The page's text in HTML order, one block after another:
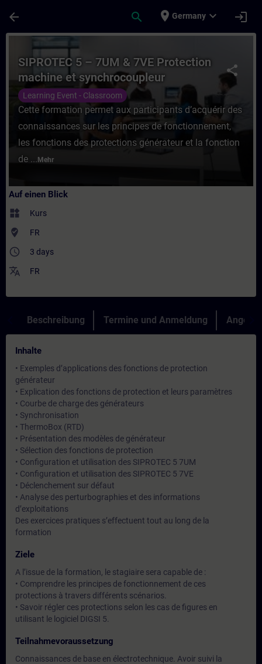
arrow_back search place Germany expand_more login
Kurs - SIPROTEC 5 – 7UM & 7VE
share
SIPROTEC 5 – 7UM & 7VE Protection
machine et synchrocoupleur
Learning Event - Classroom
Cette formation permet aux participants d’acquérir des
connaissances sur les principes de fonctionnement,
les fonctions des protections générateur et la fonction
de ... Mehr
Auf einen Blick
widgets Kurs
where_to_vote FR
access_time 3 days
translate FR
Beschreibung Termine und Anmeldung Angebot
Inhalte
• Exemples d’applications des fonctions de protection
générateur
• Explication des fonctions de protection et leurs paramètres
• Courbe de charge des générateurs
• Synchronisation
• ThermoBox (RTD)
• Présentation des modèles de générateur
• Sélection des fonctions de protection
• Configuration et utilisation des SIPROTEC 5 7UM
• Configuration et utilisation des SIPROTEC 5 7VE
• Déclenchement sur défaut
• Analyse des perturbographies et des informations
d’exploitations
Des exercices pratiques s’effectuent tout au long de la
formation
Ziele
A l’issue de la formation, le stagiaire sera capable de :
• Comprendre les principes de fonctionnement de ces
protections à travers différents scénarios.
• Savoir régler ces protections selon les cas de figures en
utilisant le logiciel DIGSI 5.
Teilnahmevoraussetzung
Connaissances de base en électrotechnique. Avoir suivi la